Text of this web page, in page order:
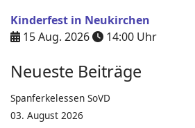
Kinderfest in Neukirchen
15 Aug. 2026
14:00 Uhr
Neueste Beiträge
Spanferkelessen SoVD
03. August 2026